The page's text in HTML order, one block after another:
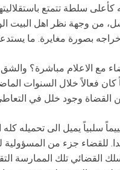
من وجهة نظر اهل البيت
مع الاعلام مباشرة؟
فعالاً خلال السنوات
سلبياً يميل الى تحميله
للقضاء جزء من المسؤولية
القضائي تلك الممارسة